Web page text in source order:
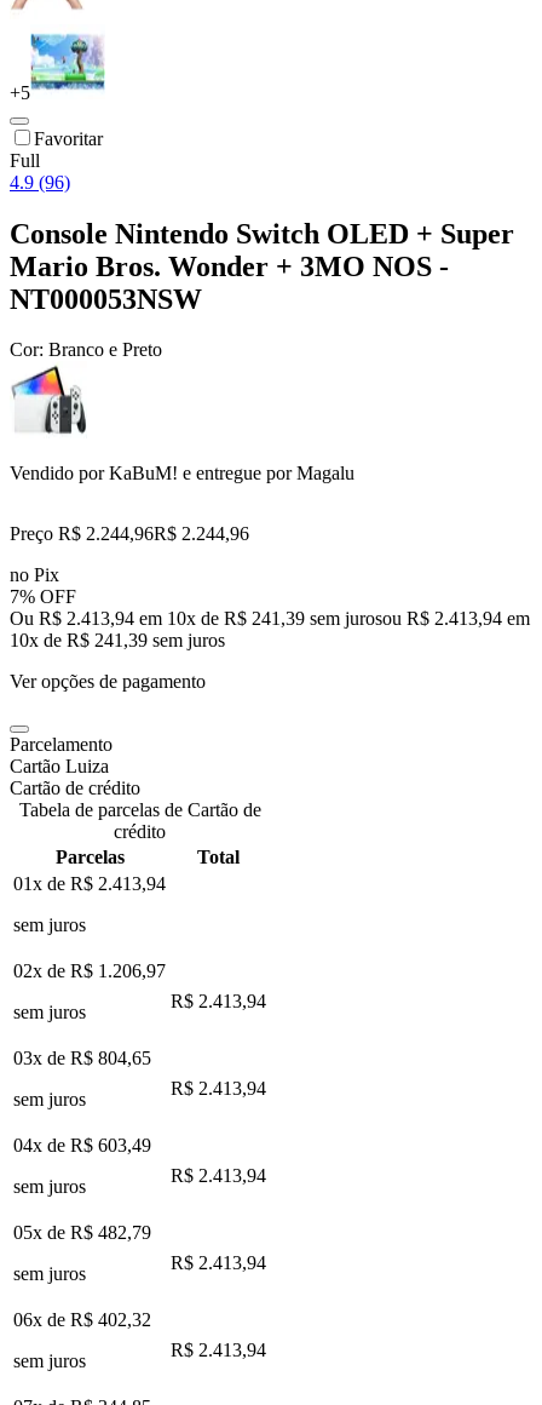
+5
Favoritar
Full
4.9 (96)
Console Nintendo Switch OLED + Super
Mario Bros. Wonder + 3MO NOS -
NT000053NSW
Cor: Branco e Preto
Vendido porKaBuM! e entregue por Magalu
Preço R$ 2.244,96R$ 2.244,96
no Pix
7% OFF
Ou R$ 2.413,94 em 10x de R$ 241,39 sem jurosou R$ 2.413,94 em
10x de R$ 241,39 sem juros
Ver opções de pagamento
Parcelamento
Cartão Luiza
Cartão de crédito
Tabela de parcelas de Cartão de
crédito
Parcelas
Total
01x de R$ 2.413,94
sem juros
02x de R$ 1.206,97
sem juros
R$ 2.413,94
03x de R$ 804,65
sem juros
R$ 2.413,94
04x de R$ 603,49
sem juros
R$ 2.413,94
05x de R$ 482,79
sem juros
R$ 2.413,94
06x de R$ 402,32
sem juros
R$ 2.413,94